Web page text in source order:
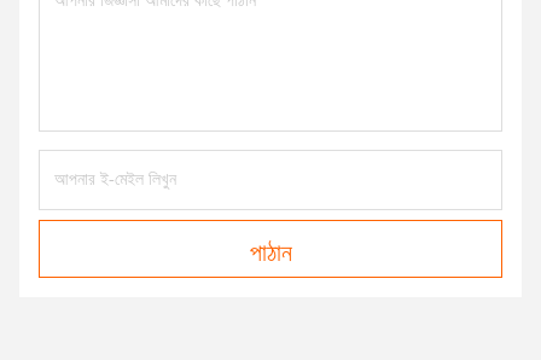
পাঠান